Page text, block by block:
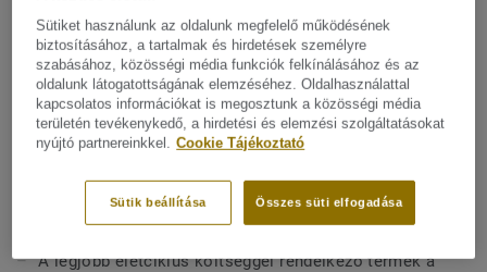
területeire tervezték, rendkívül tartós, karc-, folt- és
kopásálló, ugyanolyan tartósságot és egyszerűbb
karbantartást kínál, mint a kompakt változat.
FŐBB JELLEMZŐK
Svédországban készül
16 dB zajcsökkentés
Jó járáskomfort
Minden szín elérhető akusztikus és kompakt
változatban is
A legjobb életciklus költséggel rendelkező termék a
Sütiket használunk az oldalunk megfelelő működésének
biztosításához, a tartalmak és hirdetések személyre
szabásához, közösségi média funkciók felkínálásához és az
oldalunk látogatottságának elemzéséhez. Oldalhasználattal
kapcsolatos információkat is megosztunk a közösségi média
területén tevékenykedő, a hirdetési és elemzési szolgáltatásokat
nyújtó partnereinkkel. Cookie Tájékoztató
Összes süti elfogadása
Sütik beállítása